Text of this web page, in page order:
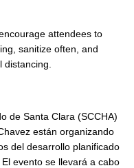
attendees to
sanitize often, and
de Santa Clara (SCCHA)
están organizando
del desarrollo planificado
evento se llevará a cabo